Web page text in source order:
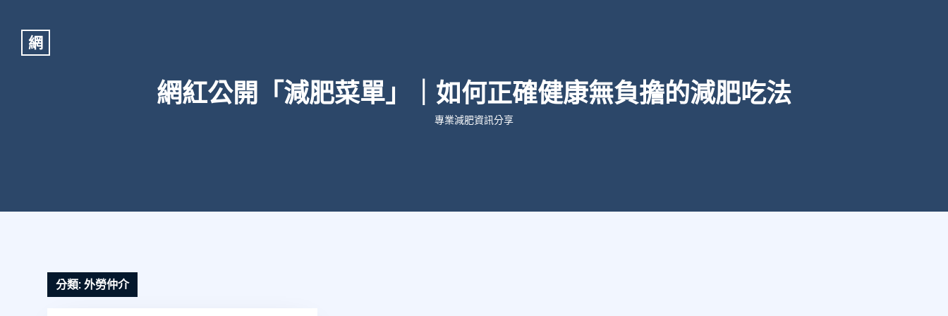
網
網紅公開「減肥菜單」｜如何正確健康無負擔的減肥吃法
專業減肥資訊分享
分類:外勞仲介